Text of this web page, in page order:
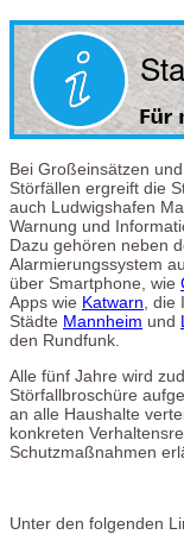
Bei Großeinsätzen
Störfällen ergreift die
auch Ludwigshafen
Warnung und
Dazu gehören neben
Alarmierungssystem
über Smartphone, wie
Apps wie Katwarn ,
Städte Mannheim und
den Rundfunk.
Alle fünf Jahre wird
Störfallbroschüre
an alle Haushalte
konkreten
Schutzmaßnahmen
Unter den folgenden